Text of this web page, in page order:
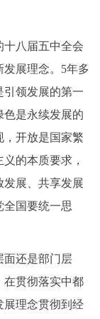
八届五中全会
展理念。5年多
引领发展的第一
色是永续发展的
，开放是国家繁
的本质要求，
发展、共享发展
全国要统一思
还是部门层
在贯彻落实中都
展理念贯彻到经